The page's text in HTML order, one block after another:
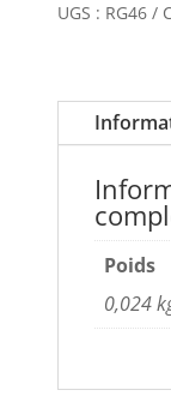
UGS : RG46
Poids
0,024